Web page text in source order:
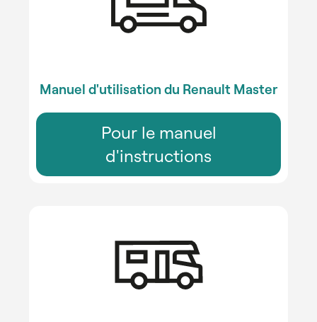
Manuel d'utilisation du Renault Master
Pour le manuel
d'instructions